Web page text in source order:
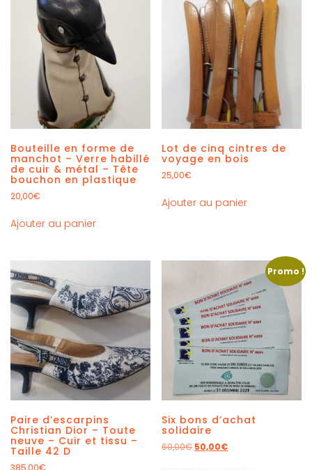
Bouteille en forme de
manchot – Verre habillé
de cuir & métal – Tête
bouchon en plastique
20,00€
Ajouter au panier
Lot de cinq cintres de
voyage en bois
25,00€
Ajouter au panier
Paire d’escarpins
Christian Dior – Toute
neuve – Cuir et tissu –
Taille 42 D
385,00€
Promo !
Six bons d’achat
solidaire
60,00€ 50,00€